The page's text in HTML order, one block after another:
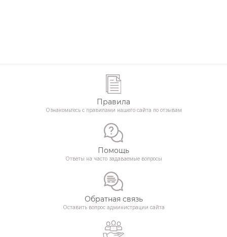
Правила
Ознакомьтесь с правилами нашего сайта по отзывам
Помощь
Ответы на часто задаваемые вопросы
Обратная связь
Оставить вопрос администрации сайта